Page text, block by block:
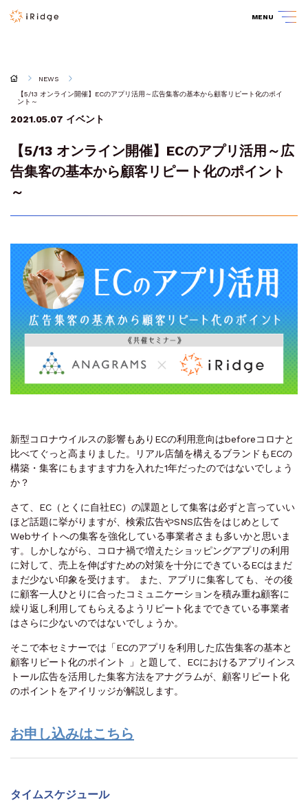
MENU
NEWS
【5/13 オンライン開催】ECのアプリ活用～広告集客の基本から顧客リピート化のポイ
ント～
2021.05.07 イベント
【5/13 オンライン開催】ECのアプリ活用～広
告集客の基本から顧客リピート化のポイント
～
新型コロナウイルスの影響もありECの利用意向はbeforeコロナと
比べてぐっと高まりました。リアル店舗を構えるブランドもECの
構築・集客にもますます力を入れた1年だったのではないでしょう
か？
さて、EC（とくに自社EC）の課題として集客は必ずと言っていい
ほど話題に挙がりますが、検索広告やSNS広告をはじめとして
Webサイトへの集客を強化している事業者さまも多いかと思いま
す。しかしながら、コロナ禍で増えたショッピングアプリの利用
に対して、売上を伸ばすための対策を十分にできているECはまだ
まだ少ない印象を受けます。 また、アプリに集客しても、その後
に顧客一人ひとりに合ったコミュニケーションを積み重ね顧客に
繰り返し利用してもらえるようリピート化までできている事業者
はさらに少ないのではないでしょうか。
そこで本セミナーでは「ECのアプリを利用した広告集客の基本と
顧客リピート化のポイント 」と題して、ECにおけるアプリインス
トール広告を活用した集客方法をアナグラムが、顧客リピート化
のポイントをアイリッジが解説します。
お申し込みはこちら
タイムスケジュール